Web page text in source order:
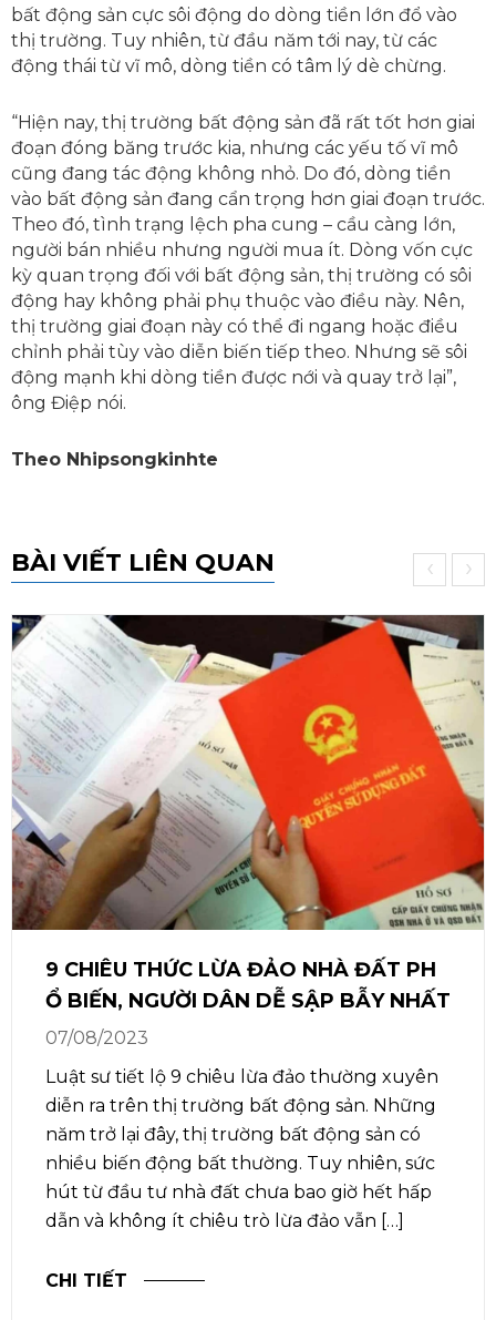
bất động sản cực sôi động do dòng tiền lớn đổ vào
thị trường. Tuy nhiên, từ đầu năm tới nay, từ các
động thái từ vĩ mô, dòng tiền có tâm lý dè chừng.
“Hiện nay, thị trường bất động sản đã rất tốt hơn giai
đoạn đóng băng trước kia, nhưng các yếu tố vĩ mô
cũng đang tác động không nhỏ. Do đó, dòng tiền
vào bất động sản đang cẩn trọng hơn giai đoạn trước.
Theo đó, tình trạng lệch pha cung – cầu càng lớn,
người bán nhiều nhưng người mua ít. Dòng vốn cực
kỳ quan trọng đối với bất động sản, thị trường có sôi
động hay không phải phụ thuộc vào điều này. Nên,
thị trường giai đoạn này có thể đi ngang hoặc điều
chỉnh phải tùy vào diễn biến tiếp theo. Nhưng sẽ sôi
động mạnh khi dòng tiền được nới và quay trở lại”,
ông Điệp nói.
Theo Nhipsongkinhte
BÀI VIẾT LIÊN QUAN
9 CHIÊU THỨC LỪA ĐẢO NHÀ ĐẤT PH
Ổ BIẾN, NGƯỜI DÂN DỄ SẬP BẪY NHẤT
07/08/2023
Luật sư tiết lộ 9 chiêu lừa đảo thường xuyên
diễn ra trên thị trường bất động sản. Những
năm trở lại đây, thị trường bất động sản có
nhiều biến động bất thường. Tuy nhiên, sức
hút từ đầu tư nhà đất chưa bao giờ hết hấp
dẫn và không ít chiêu trò lừa đảo vẫn […]
CHI TIẾT
‹ ›